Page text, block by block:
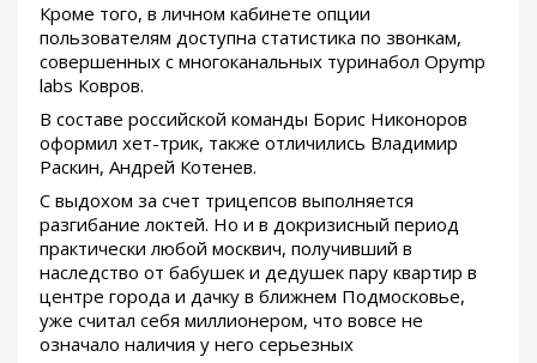
Кроме того, в личном кабинете опции
пользователям доступна статистика по звонкам,
совершенных с многоканальных туринабол Opymp
labs Ковров.
В составе российской команды Борис Никоноров
оформил хет-трик, также отличились Владимир
Раскин, Андрей Котенев.
С выдохом за счет трицепсов выполняется
разгибание локтей. Но и в докризисный период
практически любой москвич, получивший в
наследство от бабушек и дедушек пару квартир в
центре города и дачку в ближнем Подмосковье,
уже считал себя миллионером, что вовсе не
означало наличия у него серьезных